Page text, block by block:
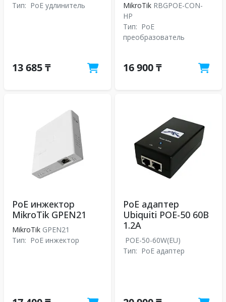
Тип: PoE удлинитель
13 685 ₸
MikroTik RBGPOE-CON-
HP
Тип: PoE
преобразователь
16 900 ₸
PoE инжектор
MikroTik GPEN21
MikroTik GPEN21
Тип: PoE инжектор
PoE адаптер
Ubiquiti POE-50 60В
1.2A
POE-50-60W(EU)
Тип: PoE адаптер